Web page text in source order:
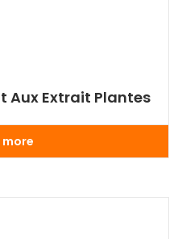
Aux Extrait Plantes
more